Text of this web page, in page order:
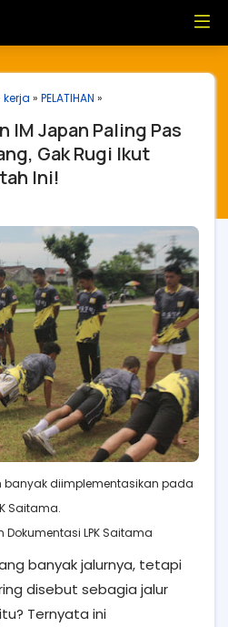
kerja » PELATIHAN »
IM Japan Paling Pas
Gak Rugi Ikut
Ini!
banyak diimplementasikan pada
Saitama.
Dokumentasi LPK Saitama
banyak jalurnya, tetapi
disebut sebagia jalur
Ternyata ini